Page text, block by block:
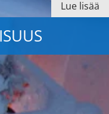
Lue lisää